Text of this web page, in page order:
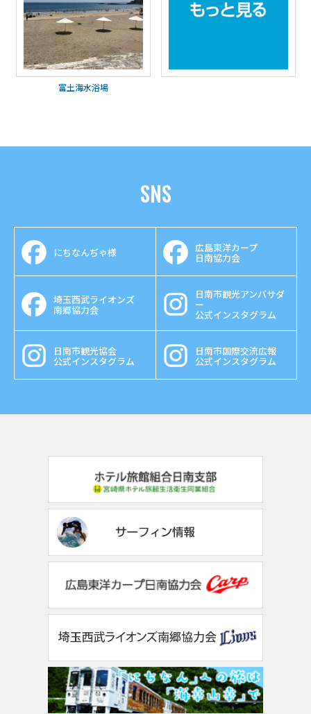
富土海水浴場
SNS
にちなんぢゃ様 広島東洋カープ
日南協力会
埼玉西武ライオンズ
南郷協力会
日南市観光アンバサダ
ー
公式インスタグラム
日南市観光協会
公式インスタグラム
日南市国際交流広報
公式インスタグラム